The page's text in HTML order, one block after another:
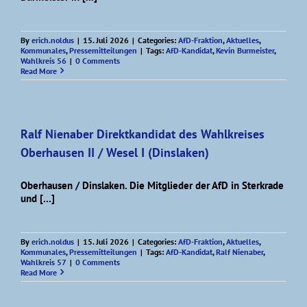
By erich.noldus | 15. Juli 2026 | Categories: AfD-Fraktion,Aktuelles,
Kommunales,Pressemitteilungen | Tags: AfD-Kandidat,Kevin Burmeister,
Wahlkreis 56 | 0 Comments
Read More
Ralf Nienaber Direktkandidat des Wahlkreises
Oberhausen II / Wesel I (Dinslaken)
Oberhausen / Dinslaken. Die Mitglieder der AfD in Sterkrade
und [...]
By erich.noldus | 15. Juli 2026 | Categories: AfD-Fraktion,Aktuelles,
Kommunales,Pressemitteilungen | Tags: AfD-Kandidat,Ralf Nienaber,
Wahlkreis 57 | 0 Comments
Read More